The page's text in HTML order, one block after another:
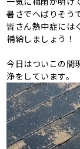
暑さでへばりそう
皆さん熱中症には
補給しましょう！
今日はついこの間
浄をしています。